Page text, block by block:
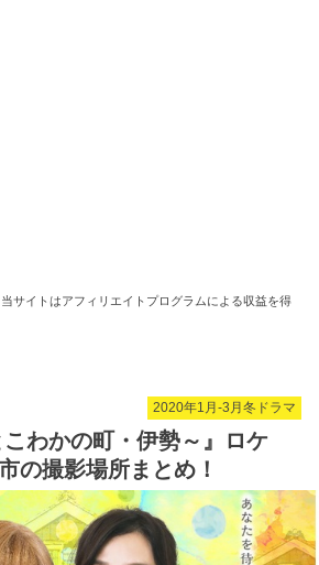
当サイトはアフィリエイトプログラムによる収益を得
2020年1月-3月冬ドラマ
こわかの町・伊勢～』ロケ
の撮影場所まとめ！